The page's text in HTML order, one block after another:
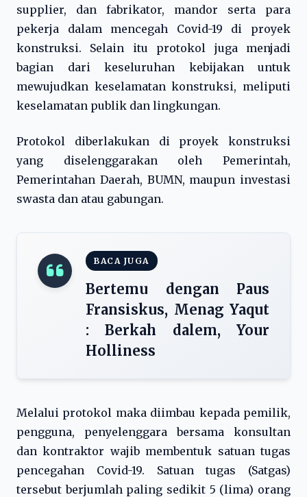
supplier, dan fabrikator, mandor serta para
pekerja dalam mencegah Covid-19 di proyek
konstruksi. Selain itu protokol juga menjadi
bagian dari keseluruhan kebijakan untuk
mewujudkan keselamatan konstruksi, meliputi
keselamatan publik dan lingkungan.
Protokol diberlakukan di proyek konstruksi
yang diselenggarakan oleh Pemerintah,
Pemerintahan Daerah, BUMN, maupun investasi
swasta dan atau gabungan.
BACA JUGA
Bertemu dengan Paus
Fransiskus, Menag Yaqut
: Berkah dalem, Your
Holliness
Melalui protokol maka diimbau kepada pemilik,
pengguna, penyelenggara bersama konsultan
dan kontraktor wajib membentuk satuan tugas
pencegahan Covid-19. Satuan tugas (Satgas)
tersebut berjumlah paling sedikit 5 (lima) orang